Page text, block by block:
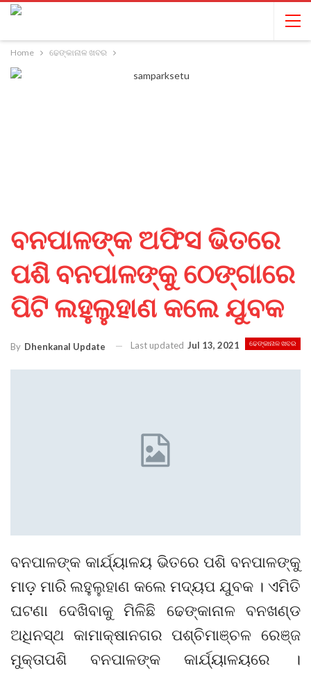
Home ଢେଙ୍କାନାଳ ଖବର
ବନପାଳଙ୍କ ଅଫିସ ଭିତରେ
ପଶି ବନପାଳଙ୍କୁ ଠେଙ୍ଗାରେ
ପିଟି ଲହୁଲୁହାଣ କଲେ ଯୁବକ
ଢେଙ୍କାନାଳ ଖବର
By Dhenkanal Update Last updated Jul 13, 2021
ବନପାଳଙ୍କ କାର୍ଯ୍ୟାଳୟ ଭିତରେ ପଶି ବନପାଳଙ୍କୁ
ମାଡ଼ ମାରି ଲହୁଲୁହାଣ କଲେ ମଦ୍ୟପ ଯୁବକ । ଏମିତି
ଘଟଣା ଦେଖିବାକୁ ମିଳିଛି ଢେଙ୍କାନାଳ ବନଖଣ୍ଡ
ଅଧିନସ୍ଥ କାମାକ୍ଷାନଗର ପଶ୍ଚିମାଞ୍ଚଳ ରେଞ୍ଜ
ମୁକ୍ତାପଶି ବନପାଳଙ୍କ କାର୍ଯ୍ୟାଳୟରେ ।